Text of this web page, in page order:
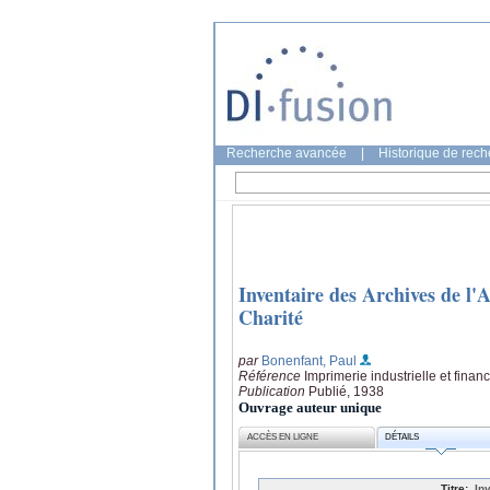
Recherche avancée Historique de
Inventaire des Archives de
Charité
par Bonenfant, Paul
Référence Imprimerie industrielle et
Publication Publié, 1938
Ouvrage auteur unique
ACCÈS EN LIGNE DÉTAILS